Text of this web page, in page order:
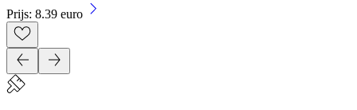
Prijs: 8.39 euro